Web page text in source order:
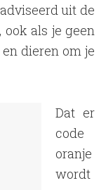
uit de
als je geen
dieren om je
Dat er
code
oranje
wordt